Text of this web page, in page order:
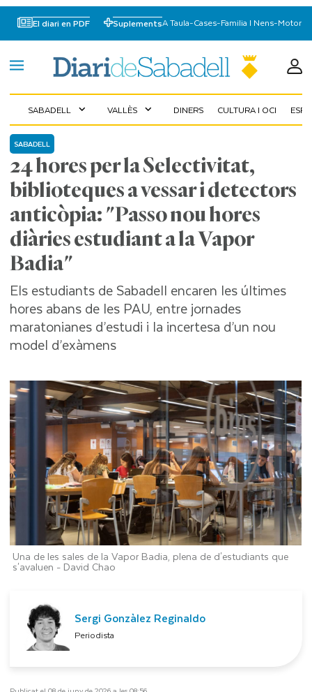
El diari en PDF SuplementsA Taula-Cases-Familia I Nens-Motor
SABADELL expand_more VALLÈS expand_more DINERS CULTURA I OCI
24 hores per la Selectivitat,
biblioteques a vessar i detectors
anticòpia: "Passo nou hores
diàries estudiant a la Vapor
Badia"
SABADELL
Els estudiants de Sabadell encaren les últimes
hores abans de les PAU, entre jornades
maratonianes d’estudi i la incertesa d’un nou
model d’exàmens
Una de les sales de la Vapor Badia, plena de d'estudiants que
s'avaluen - David Chao
Sergi Gonzàlez Reginaldo
Periodista